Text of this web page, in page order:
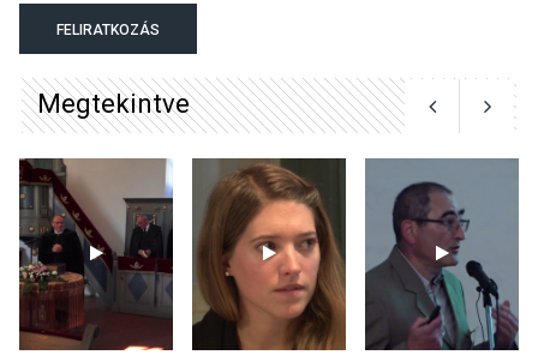
tanszergyűjtés lesz
Szigetmonostoron
KÖZÉLET 2026 AUG 04
Megújulnak Szentendre
játszóterei
FELIRATKOZÁS
Megtekintve